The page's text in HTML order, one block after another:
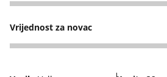
3
Vrijednost za novac
4